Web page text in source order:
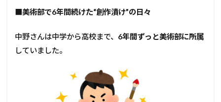
美術部で6年間続けた“創作漬け”の日々
中野さんは中学から高校まで、 6年間ずっと美術部に所属
していました。